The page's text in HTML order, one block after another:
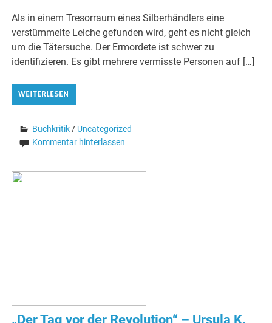
Als in einem Tresorraum eines Silberhändlers eine
verstümmelte Leiche gefunden wird, geht es nicht gleich
um die Tätersuche. Der Ermordete ist schwer zu
identifizieren. Es gibt mehrere vermisste Personen auf […]
WEITERLESEN
Buchkritik / Uncategorized
Kommentar hinterlassen
„Der Tag vor der Revolution“ – Ursula K.